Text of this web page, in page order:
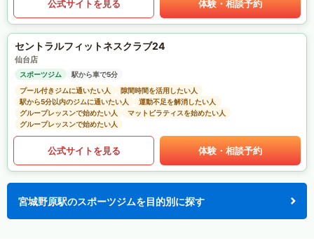
公式サイトを見る 体験・相談予約
セントラルフィットネスクラブ24
仙台店
スポーツジム
駅から車で5分
プール付きジムに通いたい人
隙間時間を活用したい人
駅から5分以内のジムに通いたい人
運動不足を解消したい人
グループレッスンで始めたい人
マットピラティスを始めたい人
グループレッスンで始めたい人
公式サイトを見る 体験・相談予約
宮城野原駅のスポーツジムを目的別に探す